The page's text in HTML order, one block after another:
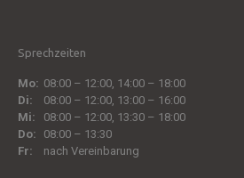
Sprechzeiten
Mo: 08:00 – 12:00, 14:00 – 18:00
Di:
08:00 – 12:00, 13:00 – 16:00
Mi:
08:00 – 12:00, 13:30 – 18:00
Do:
08:00 – 13:30
Fr:
nach Vereinbarung